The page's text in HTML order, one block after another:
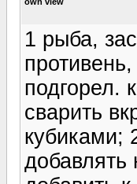
1 рыба,
подгорел.
сварить
кубиками;
добавлять